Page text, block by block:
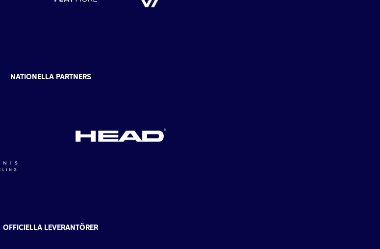
NATIONELLA PARTNERS
OFFICIELLA LEVERANTÖRER